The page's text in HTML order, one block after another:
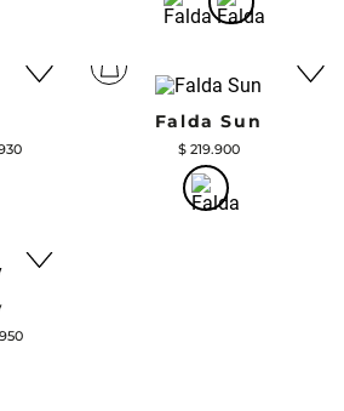
Falda Sun
$ 219.900
950